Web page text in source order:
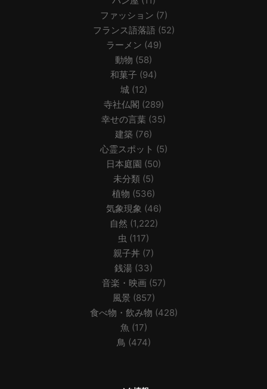
ファッション (7)
フランス語落語 (52)
ラーメン (49)
動物 (58)
和菓子 (94)
城(12)
寺社仏閣 (289)
幸せの言葉 (35)
建築 (76)
心霊スポット (5)
日本庭園 (50)
未分類 (5)
植物 (536)
気象現象 (46)
自然 (1,222)
虫 (117)
親子丼 (7)
銭湯 (33)
音楽・映画 (57)
風景(857)
食べ物・飲み物 (428)
魚 (17)
鳥 (474)